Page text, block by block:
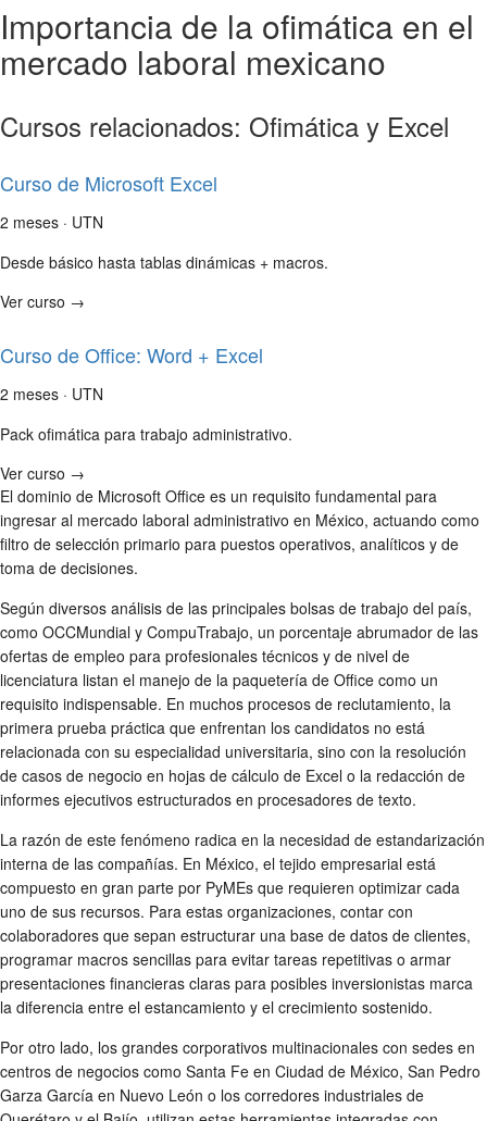
Importancia de la ofimática en el
mercado laboral mexicano
Cursos relacionados: Ofimática y Excel
Curso de Microsoft Excel
2 meses · UTN
Desde básico hasta tablas dinámicas + macros.
Ver curso →
Curso de Office: Word + Excel
2 meses · UTN
Pack ofimática para trabajo administrativo.
Ver curso →
El dominio de Microsoft Office es un requisito fundamental para
ingresar al mercado laboral administrativo en México, actuando como
filtro de selección primario para puestos operativos, analíticos y de
toma de decisiones.
Según diversos análisis de las principales bolsas de trabajo del país,
como OCCMundial y CompuTrabajo, un porcentaje abrumador de las
ofertas de empleo para profesionales técnicos y de nivel de
licenciatura listan el manejo de la paquetería de Office como un
requisito indispensable. En muchos procesos de reclutamiento, la
primera prueba práctica que enfrentan los candidatos no está
relacionada con su especialidad universitaria, sino con la resolución
de casos de negocio en hojas de cálculo de Excel o la redacción de
informes ejecutivos estructurados en procesadores de texto.
La razón de este fenómeno radica en la necesidad de estandarización
interna de las compañías. En México, el tejido empresarial está
compuesto en gran parte por PyMEs que requieren optimizar cada
uno de sus recursos. Para estas organizaciones, contar con
colaboradores que sepan estructurar una base de datos de clientes,
programar macros sencillas para evitar tareas repetitivas o armar
presentaciones financieras claras para posibles inversionistas marca
la diferencia entre el estancamiento y el crecimiento sostenido.
Por otro lado, los grandes corporativos multinacionales con sedes en
centros de negocios como Santa Fe en Ciudad de México, San Pedro
Garza García en Nuevo León o los corredores industriales de